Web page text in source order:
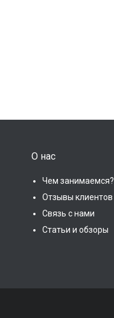
О нас
Чем занимаемся?
Отзывы клиентов
Связь с нами
Статьи и обзоры